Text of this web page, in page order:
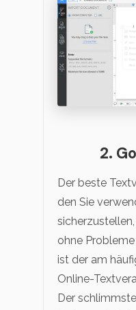
2.
Der beste
den Sie
ohne
ist der am
Online-
Der